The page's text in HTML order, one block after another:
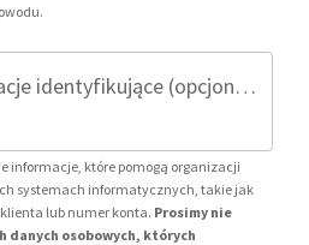
Dodatkowe informacje identyfikujące (opcjonalnie)
informacje, które pomogą organizacji
systemach informatycznych, takie jak
lub numer konta. Prosimy nie
danych osobowych, których